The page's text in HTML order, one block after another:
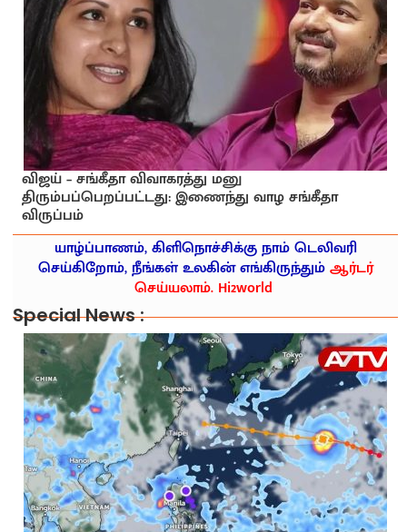
விஜய் – சங்கீதா விவாகரத்து மனு
திரும்பப்பெறப்பட்டது: இணைந்து வாழ சங்கீதா
விருப்பம்
யாழ்ப்பாணம், கிளிநொச்சிக்கு நாம் டெலிவரி
செய்கிறோம், நீங்கள் உலகின் எங்கிருந்தும்ஆர்டர்
செய்யலாம். Hi2world
Special News :